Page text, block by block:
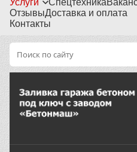
Услуги
Спецтехника
ОтзывыДоставка и оплата
Контакты